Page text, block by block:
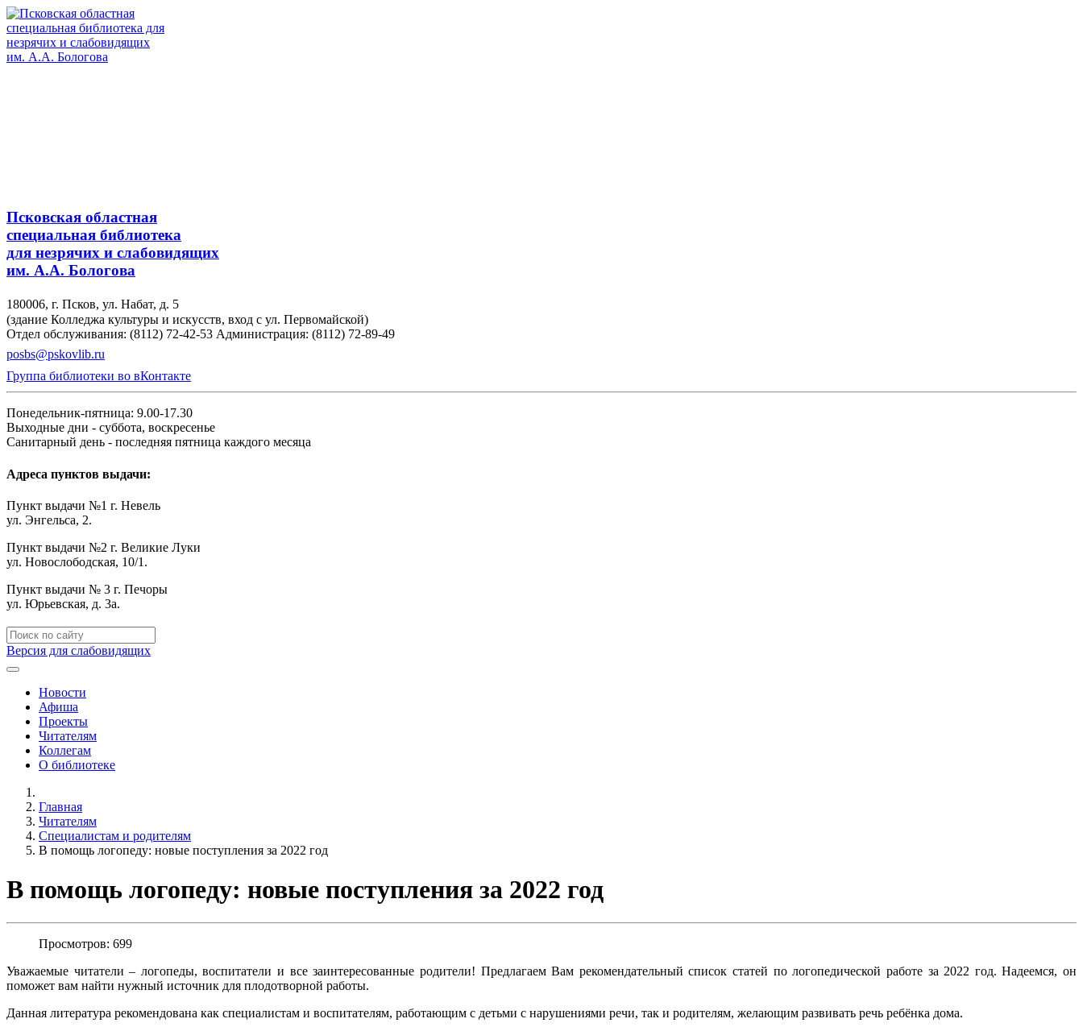
Псковская областная
специальная библиотека
для незрячих и слабовидящих
им. А.А. Бологова
180006, г. Псков, ул. Набат, д. 5
(здание Колледжа культуры и искусств, вход с ул. Первомайской)
Отдел обслуживания: (8112) 72-42-53 Администрация: (8112) 72-89-49
posbs@pskovlib.ru
Группа библиотеки во вКонтакте
Понедельник-пятница: 9.00-17.30
Выходные дни - суббота, воскресенье
Санитарный день - последняя пятница каждого месяца
Адреса пунктов выдачи:
Пункт выдачи №1 г. Невель
ул. Энгельса, 2.
Пункт выдачи №2 г. Великие Луки
ул. Новослободская, 10/1.
Пункт выдачи № 3 г. Печоры
ул. Юрьевская, д. 3а.
Версия для слабовидящих
Новости
Афиша
Проекты
Читателям
Коллегам
О библиотеке
Главная
Читателям
Специалистам и родителям
В помощь логопеду: новые поступления за 2022 год
В помощь логопеду: новые поступления за 2022 год
Просмотров: 699
Уважаемые читатели – логопеды, воспитатели и все заинтересованные родители! Предлагаем Вам рекомендательный список статей по логопедической работе за 2022 год. Надеемся, он
поможет вам найти нужный источник для плодотворной работы.
Данная литература рекомендована как специалистам и воспитателям, работающим с детьми с нарушениями речи, так и родителям, желающим развивать речь ребёнка дома.